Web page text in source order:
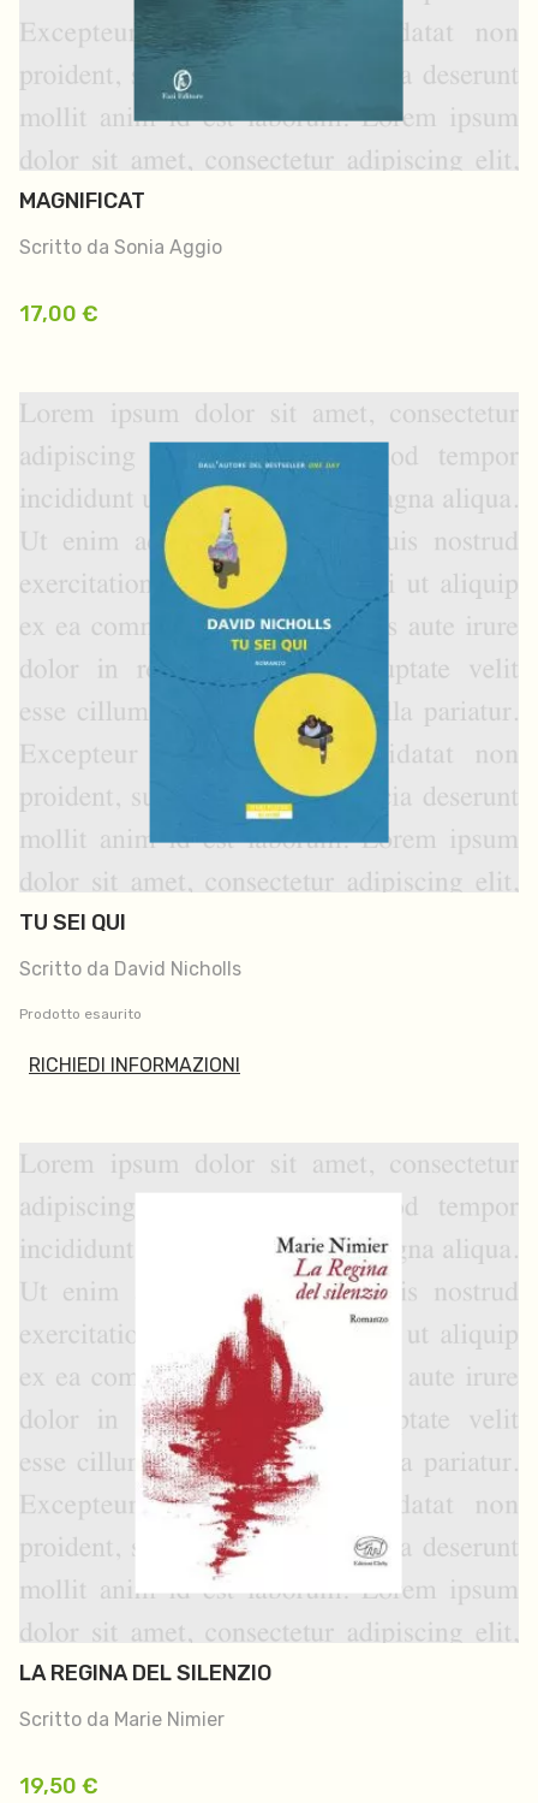
MAGNIFICAT
Scritto da Sonia Aggio
17,00 €
TU SEI QUI
Scritto da David Nicholls
Prodotto esaurito
RICHIEDI INFORMAZIONI
LA REGINA DEL SILENZIO
Scritto da Marie Nimier
19,50 €